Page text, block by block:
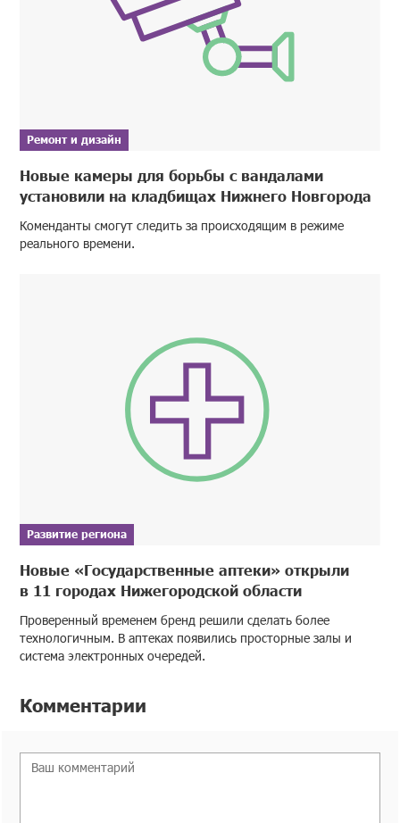
Ремонт и дизайн
Новые камеры для борьбы с вандалами
установили на кладбищах Нижнего Новгорода
Коменданты смогут следить за происходящим в режиме
реального времени.
Развитие региона
Новые «Государственные аптеки» открыли
в 11 городах Нижегородской области
Проверенный временем бренд решили сделать более
технологичным. В аптеках появились просторные залы и
система электронных очередей.
Комментарии